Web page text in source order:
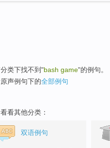
类下找不到"bash game"的例句。
声例句下的全部例句
看其他分类：
双语例句